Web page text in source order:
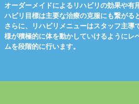
オーダーメイドによるリハビリの効果や有
ハビリ目標は主要な治療の克服にも繋がる
さらに、リハビリメニューはスタッフ主導
様が積極的に体を動かしていけるようにレ
ムを段階的に行います。